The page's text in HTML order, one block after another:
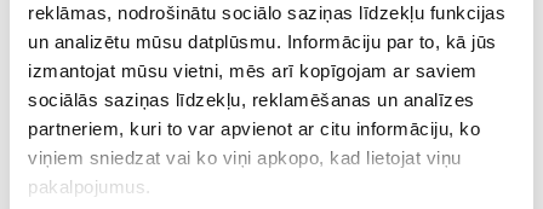
reklāmas, nodrošinātu sociālo saziņas līdzekļu funkcijas
un analizētu mūsu datplūsmu. Informāciju par to, kā jūs
izmantojat mūsu vietni, mēs arī kopīgojam ar saviem
sociālās saziņas līdzekļu, reklamēšanas un analīzes
partneriem, kuri to var apvienot ar citu informāciju, ko
viņiem sniedzat vai ko viņi apkopo, kad lietojat viņu
pakalpojumus.
5 svarīgi soļi, lai bērns
skolā atgrieztos vesels un
gatavs mācībām
Sievietēm
06. Aug 10:24
No 16. oktobra atvērsies
durvis uz divām
pasaulēm: publicēts